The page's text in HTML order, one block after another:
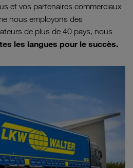
et vos partenaires commerciaux
nous employons des
de plus de 40 pays, nous
les langues pour le succès.